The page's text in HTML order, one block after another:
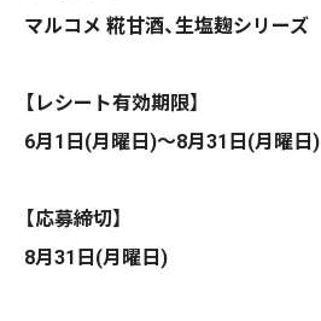
マルコメ 糀甘酒、生塩麹シリーズ
【レシート有効期限】
6月1日(月曜日)～8月31日(月曜日)
【応募締切】
8月31日(月曜日)